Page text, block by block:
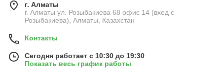
г. Алматы
г. Алматы ул. Розыбакиева 68 офис 14 (вход с
Розыбакиева), Алматы, Казахстан
Контакты
Сегодня работает с 10:30 до 19:30
Показать весь график работы